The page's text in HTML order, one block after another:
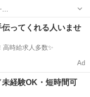
地・最寄
ールド・フ...
ってくれる人いませ
録不要！高時給求人多数✨
Ad
経験OK・短時間可